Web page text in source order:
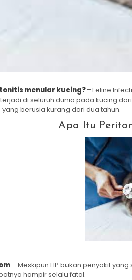
menular kucing?–Feline
di seluruh dunia pada kucing
berusia kurang dari dua tahun.
Apa Itu
– Meskipun FIP bukan penyakit
hampir selalu fatal.